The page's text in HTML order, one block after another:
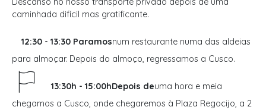
caminhada difícil mas gratificante.
12:30 - 13:30 Paramosnum restaurante numa das aldeias
para almoçar. Depois do almoço, regressamos a Cusco.
13:30h - 15:00hDepois deuma hora e meia
chegamos a Cusco, onde chegaremos à Plaza Regocijo, a 2